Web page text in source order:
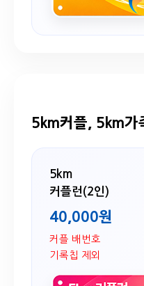
5km커플, 5km가
5km
커플런(2인)
40,000원
커플 배번호
기록칩 제외